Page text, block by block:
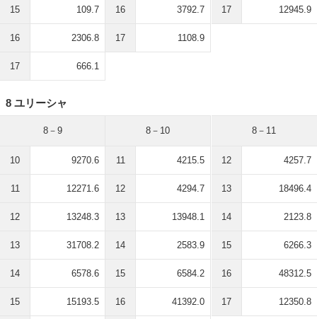
15 109.7
16 2306.8
17 666.1
16 3792.7
17 1108.9
17 12945.9
8 ユリーシャ
8－9
10 9270.6
11 12271.6
12 13248.3
13 31708.2
14 6578.6
15 15193.5
8－10
11 4215.5
12 4294.7
13 13948.1
14 2583.9
15 6584.2
16 41392.0
8－11
12 4257.7
13 18496.4
14 2123.8
15 6266.3
16 48312.5
17 12350.8